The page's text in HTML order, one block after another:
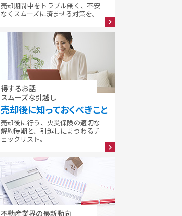
売却期間中をトラブル無く、不安
なくスムーズに済ませる対策を。
得するお話
スムーズな引越し
売却後に知っておくべきこと
売却後に行う、火災保険の適切な
解約時期と、引越しにまつわるチ
ェックリスト。
不動産業界の最新動向